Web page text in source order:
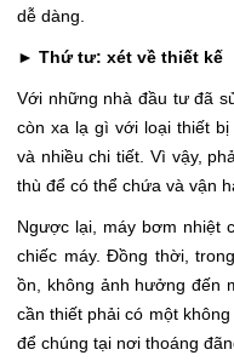
dễ dàng.
► Thứ tư: xét về thiết kế
Với những nhà đầu tư đã
còn xa lạ gì với loại thiết
và nhiều chi tiết. Vì vậy,
thù để có thể chứa và vận
Ngược lại, máy bơm nhiệt
chiếc máy. Đồng thời,
ồn, không ảnh hưởng đến
cần thiết phải có một
để chúng tại nơi thoáng